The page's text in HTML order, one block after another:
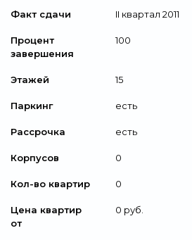
Факт сдачи II квартал 2011
Процент
завершения
100
Этажей 15
Паркинг есть
Рассрочка есть
Корпусов 0
Кол-во квартир 0
Цена квартир
от
0 руб.